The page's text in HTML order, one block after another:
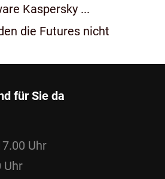
Kaspersky ...
die Futures nicht
für Sie da
Uhr
Uhr